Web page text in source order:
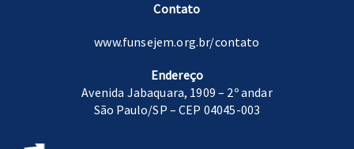
Contato
www.funsejem.org.br/contato
Endereço
Avenida Jabaquara, 1909 – 2º andar
São Paulo/SP – CEP 04045-003